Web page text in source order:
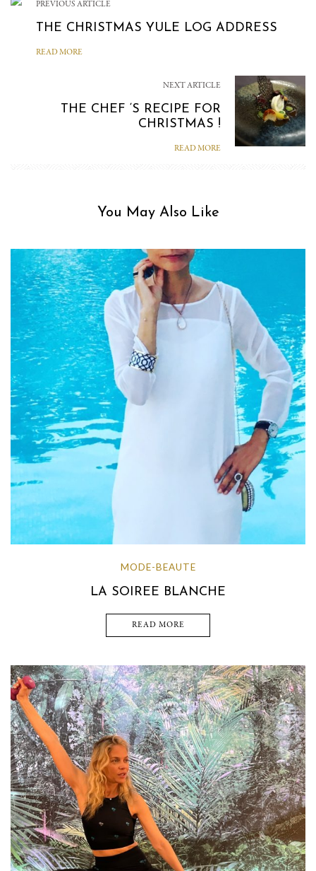
PREVIOUS ARTICLE
THE CHRISTMAS YULE LOG ADDRESS
READ MORE
NEXT ARTICLE
THE CHEF ‘S RECIPE FOR
CHRISTMAS !
READ MORE
You May Also Like
MODE-BEAUTE
LA SOIREE BLANCHE
READ MORE